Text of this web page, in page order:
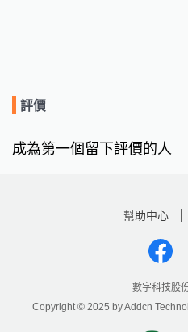
評價
成為第一個留下評價的人
幫助中心
數字科技股
Copyright © 2025 by Addcn